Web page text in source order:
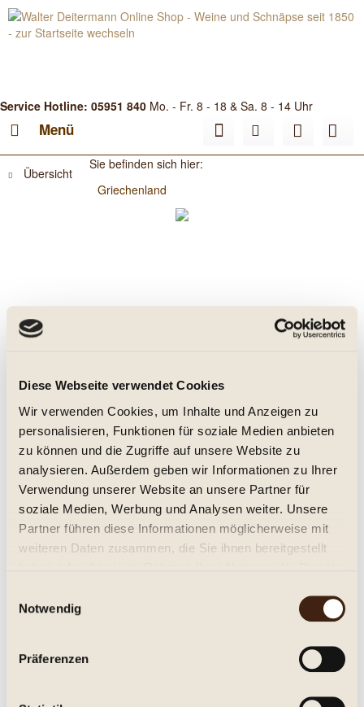
Diese Webseite verwendet Cookies
Wir verwenden Cookies, um Inhalte und Anzeigen zu
personalisieren, Funktionen für soziale Medien anbieten
zu können und die Zugriffe auf unsere Website zu
analysieren. Außerdem geben wir Informationen zu Ihrer
Verwendung unserer Website an unsere Partner für
soziale Medien, Werbung und Analysen weiter. Unsere
Partner führen diese Informationen möglicherweise mit
weiteren Daten zusammen, die Sie ihnen bereitgestellt
Notwendig
Präferenzen
Service Hotline: 05951 840 Mo. - Fr. 8 - 18 & Sa. 8 - 14 Uhr
Menü
Übersicht
Sie befinden sich hier:
Griechenland
Amethystos Rosé, Costa Lazaridi 2024
trocken, Jg. 2024
14,95 € *
Inhalt:0.75 Liter (19,93 € * / 1 Liter)
inkl. MwSt.zzgl. Versandkosten
Lieferzeit ca. 1-3 Tage**
Merken
Costa Lazaridi, Amethystos Rosé, Regional Wine of Drama